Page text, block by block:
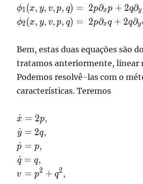
\displaystyle
\phi_1(x,y,v,p,q)
= 2p\partial_xp
-p = 0 .
ϕ1(x, y, v, p, q) = 2p∂xp + 2q∂y
\displaystyle
2p\partial_xq+
2q\partial_yq -q
= 0 .
ϕ2(x, y, v, p, q) = 2p∂xq + 2q∂y
Bem, estas duas equações são
tratamos anteriormente, linear
Podemos resolvê-las com o
características. Teremos
\displaystyle
\dot x = 2p,
x
˙ = 2p,
\displaystyle
\dot y = 2q,
y
˙ = 2q,
\displaystyle
\dot p = p,
p
˙ = p,
\displaystyle
\dot q = q,
q
˙ = q,
\displaystyle
v = p2 + q2,